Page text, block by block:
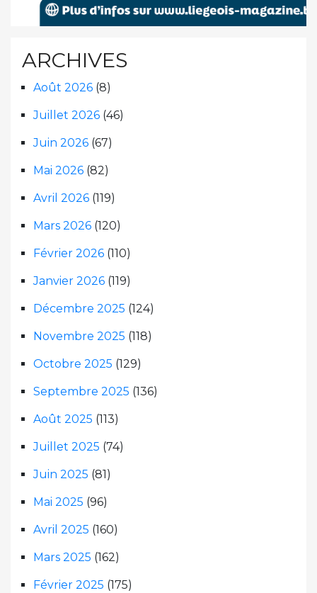
ARCHIVES
Août 2026 (8)
Juillet 2026 (46)
Juin 2026 (67)
Mai 2026 (82)
Avril 2026 (119)
Mars 2026 (120)
Février 2026 (110)
Janvier 2026 (119)
Décembre 2025 (124)
Novembre 2025 (118)
Octobre 2025 (129)
Septembre 2025 (136)
Août 2025 (113)
Juillet 2025 (74)
Juin 2025 (81)
Mai 2025 (96)
Avril 2025 (160)
Mars 2025 (162)
Février 2025 (175)